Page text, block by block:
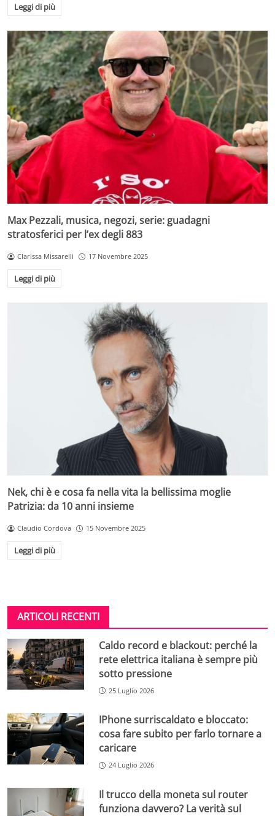
Leggi di più
Max Pezzali, musica, negozi, serie: guadagni
stratosferici per l’ex degli 883
Clarissa Missarelli 17 Novembre 2025
Leggi di più
Nek, chi è e cosa fa nella vita la bellissima moglie
Patrizia: da 10 anni insieme
Claudio Cordova 15 Novembre 2025
Leggi di più
ARTICOLI RECENTI
Caldo record e blackout: perché la
rete elettrica italiana è sempre più
sotto pressione
25 Luglio 2026
IPhone surriscaldato e bloccato:
cosa fare subito per farlo tornare a
caricare
24 Luglio 2026
Il trucco della moneta sul router
funziona davvero? La verità sul